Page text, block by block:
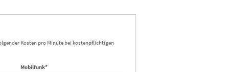
Kosten pro Minute bei kostenpflichtigen
Mobilfunk*